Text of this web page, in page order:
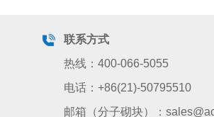
联系方式
热线：400-066-5055
电话：+86(21)-50795510
邮箱（分子砌块）：